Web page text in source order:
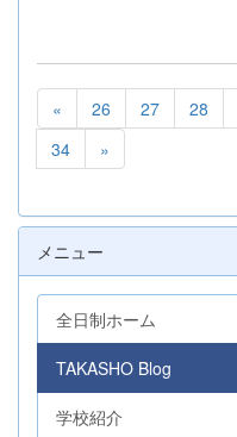
« 26 27 28
34
»
メニュー
全日制ホーム
TAKASHO Blog
学校紹介